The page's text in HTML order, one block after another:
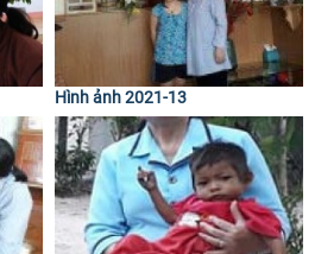
Hình ảnh 2021-13